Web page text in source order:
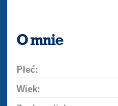
O mnie
Płeć:
Wiek: